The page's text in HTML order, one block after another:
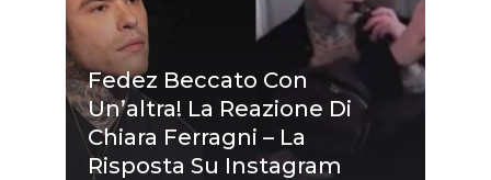
Fedez Beccato Con
Un’altra! La Reazione Di
Chiara Ferragni – La
Risposta Su Instagram